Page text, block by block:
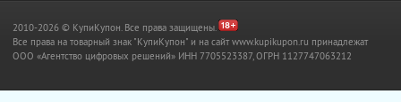
2010-2026 © КупиКупон. Все права защищены.
Все права на товарный знак "КупиКупон" и на сайт www.kupikupon.ru принадлежат
OOO «Агентство цифровых решений» ИНН 7705523387, ОГРН 1127747063212